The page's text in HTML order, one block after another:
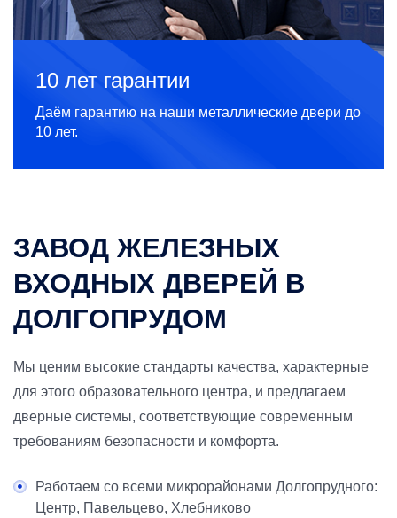
10 лет гарантии
Даём гарантию на наши металлические двери до
10 лет.
ЗАВОД ЖЕЛЕЗНЫХ
ВХОДНЫХ ДВЕРЕЙ В
ДОЛГОПРУДОМ
Мы ценим высокие стандарты качества, характерные
для этого образовательного центра, и предлагаем
дверные системы, соответствующие современным
требованиям безопасности и комфорта.
Работаем со всеми микрорайонами Долгопрудного:
Центр, Павельцево, Хлебниково